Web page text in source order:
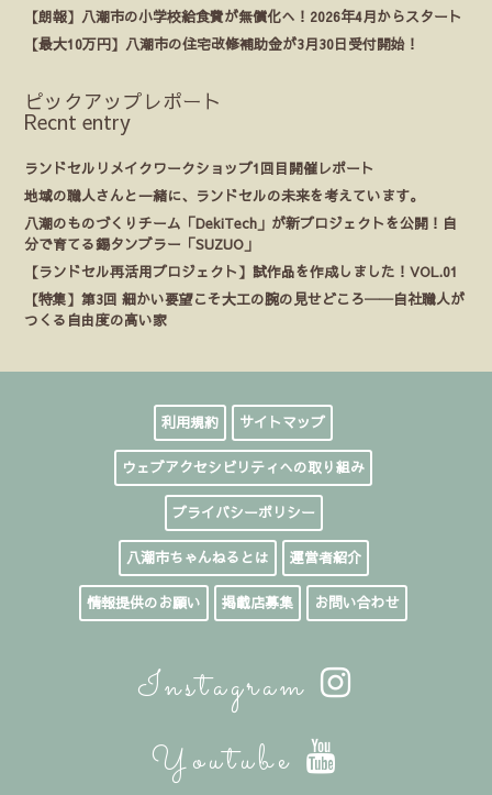
【朗報】八潮市の小学校給食費が無償化へ！2026年4月からスタート
【最大10万円】八潮市の住宅改修補助金が3月30日受付開始！
ピックアップレポート
Recnt entry
ランドセルリメイクワークショップ1回目開催レポート
地域の職人さんと一緒に、ランドセルの未来を考えています。
八潮のものづくりチーム「DekiTech」が新プロジェクトを公開！自
分で育てる錫タンブラー「SUZUO」
【ランドセル再活用プロジェクト】試作品を作成しました！VOL.01
【特集】第3回 細かい要望こそ大工の腕の見せどころ──自社職人が
つくる自由度の高い家
利用規約 サイトマップ
ウェブアクセシビリティへの取り組み
プライバシーポリシー
八潮市ちゃんねるとは 運営者紹介
情報提供のお願い 掲載店募集 お問い合わせ
Instagram
Youtube